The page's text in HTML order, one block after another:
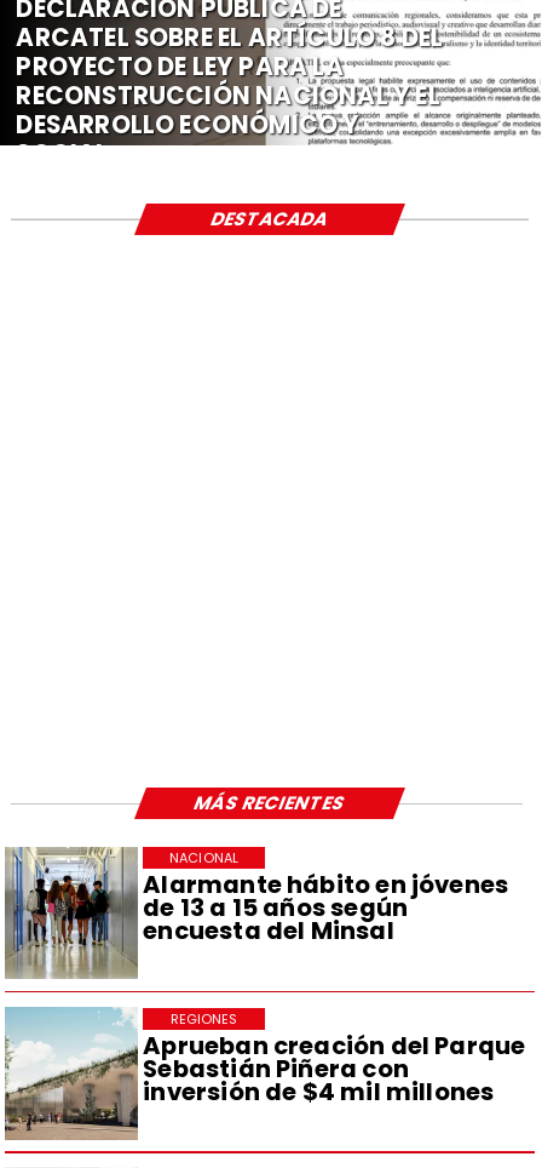
DECLARACIÓN PÚBLICA DE
ARCATEL SOBRE EL ARTÍCULO 8 DEL
PROYECTO DE LEY PARA LA
RECONSTRUCCIÓN NACIONAL Y EL
DESARROLLO ECONÓMICO Y
SOCIAL
Alarmante hábito en jóvenes
de 13 a 15 años según
encuesta del Minsal
NACIONAL
Aprueban creación del Parque
Sebastián Piñera con
inversión de $4 mil millones
REGIONES
DESTACADA
MÁS RECIENTES